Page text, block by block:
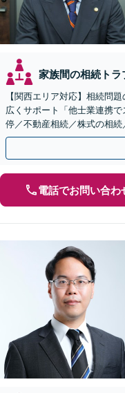
家族間の相続トラ
【関西エリア対応】相続問
広くサポート「他士業連携
停／不動産相続／株式の相
／相続放棄（借金の相続）／
電話でお問い合わ